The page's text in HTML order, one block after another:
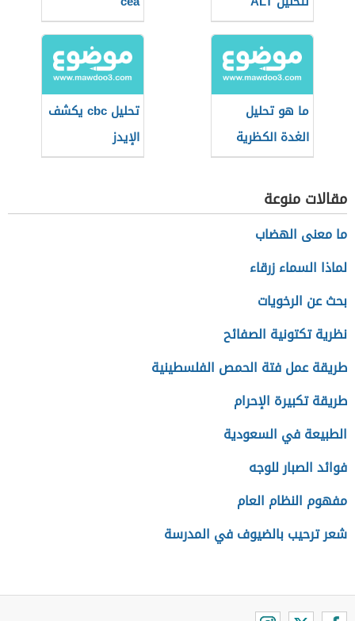
ما هو تحليل
الغدة الكظرية
تحليل cbc يكشف
الإيدز
مقالات منوعة
ما معنى الهضاب
لماذا السماء زرقاء
بحث عن الرخويات
نظرية تكتونية الصفائح
طريقة عمل فتة الحمص الفلسطينية
طريقة تكبيرة الإحرام
الطبيعة في السعودية
فوائد الصبار للوجه
مفهوم النظام العام
شعر ترحيب بالضيوف في المدرسة